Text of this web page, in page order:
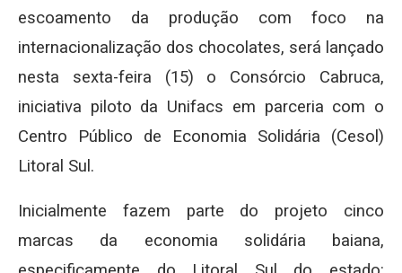
escoamento da produção com foco na
internacionalização dos chocolates, será lançado
nesta sexta-feira (15) o Consórcio Cabruca,
iniciativa piloto da Unifacs em parceria com o
Centro Público de Economia Solidária (Cesol)
Litoral Sul.
Inicialmente fazem parte do projeto cinco
marcas da economia solidária baiana,